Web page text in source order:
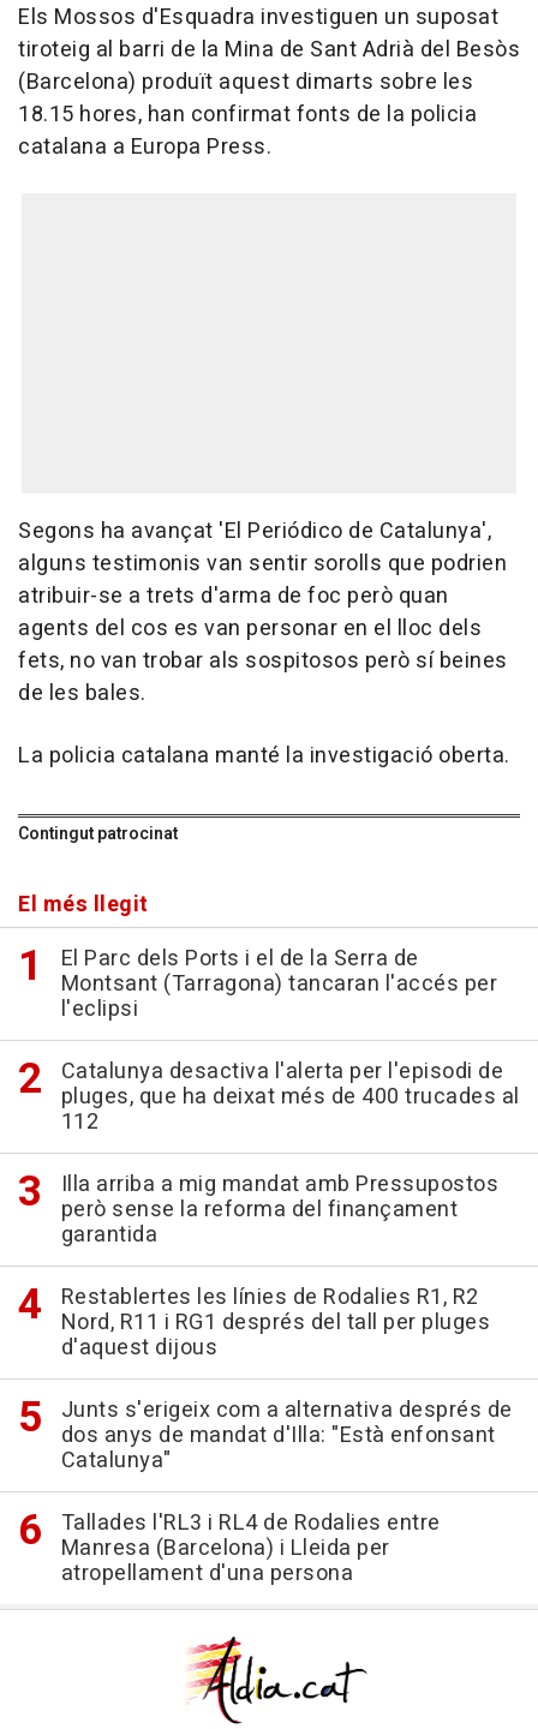
Els Mossos d'Esquadra investiguen un suposat
tiroteig al barri de la Mina de Sant Adrià del Besòs
(Barcelona) produït aquest dimarts sobre les
18.15 hores, han confirmat fonts de la policia
catalana a Europa Press.
Segons ha avançat 'El Periódico de Catalunya',
alguns testimonis van sentir sorolls que podrien
atribuir-se a trets d'arma de foc però quan
agents del cos es van personar en el lloc dels
fets, no van trobar als sospitosos però sí beines
de les bales.
La policia catalana manté la investigació oberta.
Contingut patrocinat
El més llegit
El Parc dels Ports i el de la Serra de
Montsant (Tarragona) tancaran l'accés per
l'eclipsi
Catalunya desactiva l'alerta per l'episodi de
pluges, que ha deixat més de 400 trucades al
112
Illa arriba a mig mandat amb Pressupostos
però sense la reforma del finançament
garantida
Restablertes les línies de Rodalies R1, R2
Nord, R11 i RG1 després del tall per pluges
d'aquest dijous
Junts s'erigeix com a alternativa després de
dos anys de mandat d'Illa: "Està enfonsant
Catalunya"
Tallades l'RL3 i RL4 de Rodalies entre
Manresa (Barcelona) i Lleida per
atropellament d'una persona